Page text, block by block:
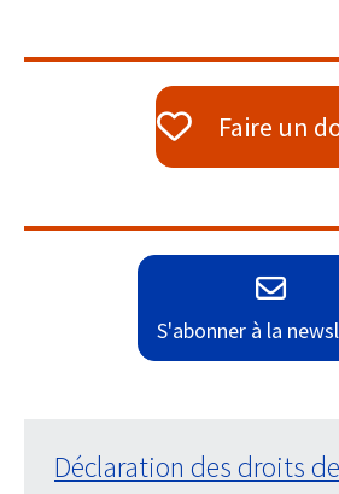
Faire un
S'abonner à la
Déclaration des droits